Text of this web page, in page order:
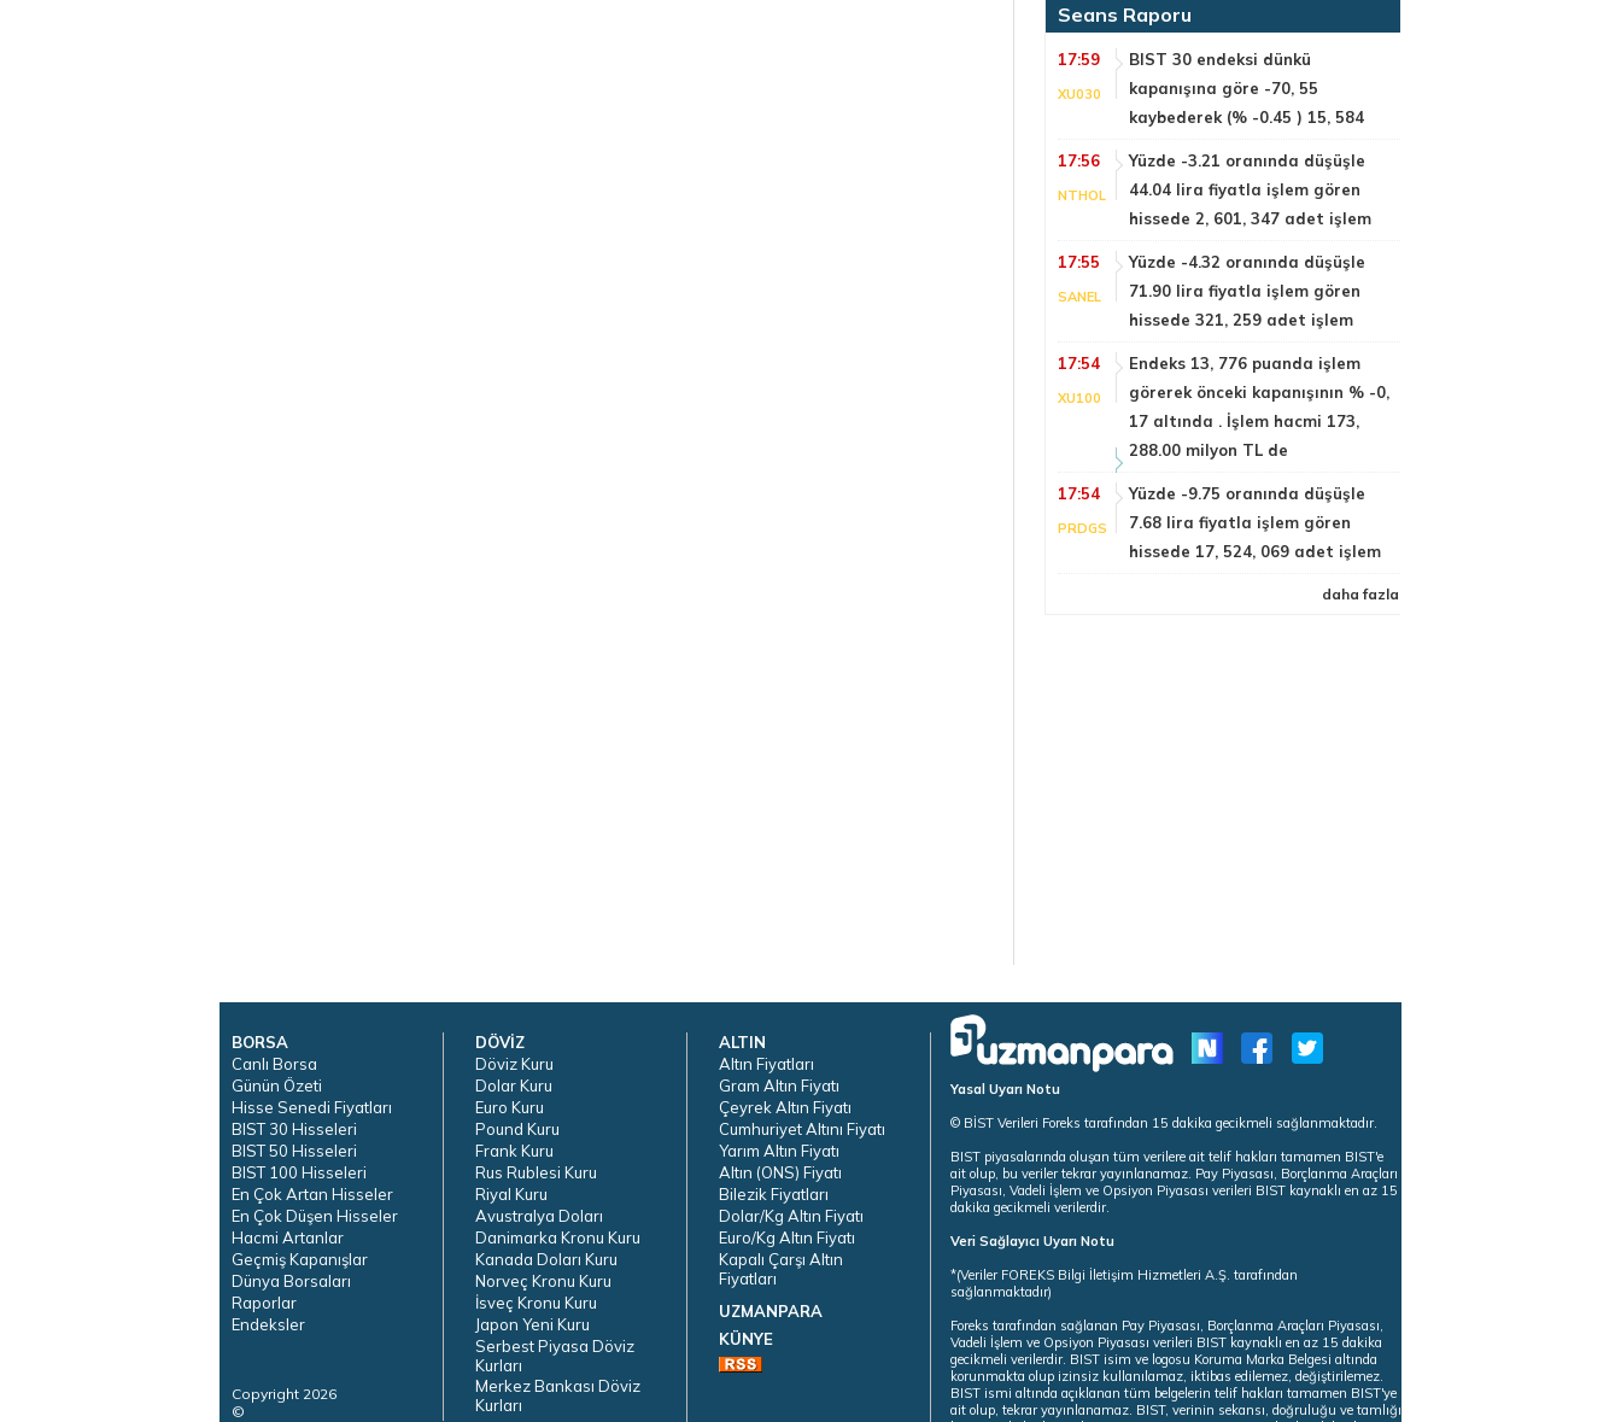
Seans Raporu
17:59
XU030
BIST 30 endeksi dünkü
kapanışına göre -70, 55
kaybederek (% -0.45 ) 15, 584
17:56
NTHOL
Yüzde -3.21 oranında düşüşle
44.04 lira fiyatla işlem gören
hissede 2, 601, 347 adet işlem
17:55
SANEL
Yüzde -4.32 oranında düşüşle
71.90 lira fiyatla işlem gören
hissede 321, 259 adet işlem
17:54
XU100
Endeks 13, 776 puanda işlem
görerek önceki kapanışının % -0,
17 altında . İşlem hacmi 173,
288.00 milyon TL de
17:54
PRDGS
Yüzde -9.75 oranında düşüşle
7.68 lira fiyatla işlem gören
hissede 17, 524, 069 adet işlem
daha fazla
BORSA
Canlı Borsa
Günün Özeti
Hisse Senedi Fiyatları
BIST 30 Hisseleri
BIST 50 Hisseleri
BIST 100 Hisseleri
En Çok Artan Hisseler
En Çok Düşen Hisseler
Hacmi Artanlar
Geçmiş Kapanışlar
Dünya Borsaları
Raporlar
Endeksler
Copyright 2026
©
DÖVİZ
Döviz Kuru
Dolar Kuru
Euro Kuru
Pound Kuru
Frank Kuru
Rus Rublesi Kuru
Riyal Kuru
Avustralya Doları
Danimarka Kronu Kuru
Kanada Doları Kuru
Norveç Kronu Kuru
İsveç Kronu Kuru
Japon Yeni Kuru
Serbest Piyasa Döviz
Kurları
Merkez Bankası Döviz
Kurları
ALTIN
Altın Fiyatları
Gram Altın Fiyatı
Çeyrek Altın Fiyatı
Cumhuriyet Altını Fiyatı
Yarım Altın Fiyatı
Altın (ONS) Fiyatı
Bilezik Fiyatları
Dolar/Kg Altın Fiyatı
Euro/Kg Altın Fiyatı
Kapalı Çarşı Altın
Fiyatları
UZMANPARA
KÜNYE
Yasal Uyarı Notu
© BİST Verileri Foreks tarafından 15 dakika gecikmeli sağlanmaktadır.
BIST piyasalarında oluşan tüm verilere ait telif hakları tamamen BIST'e
ait olup, bu veriler tekrar yayınlanamaz. Pay Piyasası, Borçlanma Araçları
Piyasası, Vadeli İşlem ve Opsiyon Piyasası verileri BIST kaynaklı en az 15
dakika gecikmeli verilerdir.
Veri Sağlayıcı Uyarı Notu
*(Veriler FOREKS Bilgi İletişim Hizmetleri A.Ş. tarafından
sağlanmaktadır)
Foreks tarafından sağlanan Pay Piyasası, Borçlanma Araçları Piyasası,
Vadeli İşlem ve Opsiyon Piyasası verileri BIST kaynaklı en az 15 dakika
gecikmeli verilerdir. BIST isim ve logosu Koruma Marka Belgesi altında
korunmakta olup izinsiz kullanılamaz, iktibas edilemez, değiştirilemez.
BIST ismi altında açıklanan tüm belgelerin telif hakları tamamen BIST'ye
ait olup, tekrar yayınlanamaz. BIST, verinin sekansı, doğruluğu ve tamlığı